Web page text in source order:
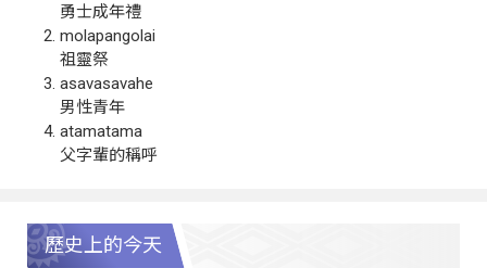
勇士成年禮
molapangolai
祖靈祭
asavasavahe
男性青年
atamatama
父字輩的稱呼
歷史上的今天